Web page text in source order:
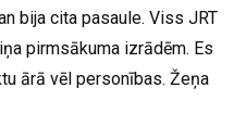
bija cita pasaule. Viss JRT
pirmsākuma izrādēm. Es
ārā vēl personības. Žeņa